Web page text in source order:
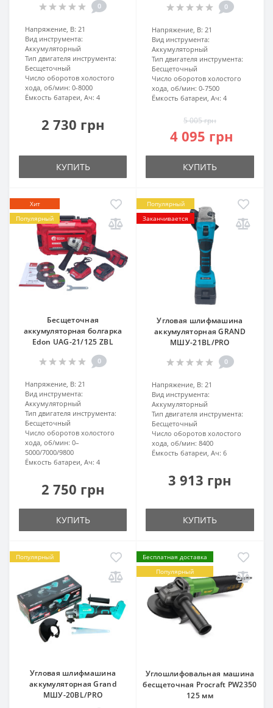
0
Напряжение, В: 21
Вид инструмента:
Аккумуляторный
Тип двигателя инструмента:
Бесщеточный
Число оборотов холостого
хода, об/мин: 0-8000
Ёмкость батареи, Ач: 4
2 730 грн
КУПИТЬ
0
Напряжение, В: 21
Вид инструмента:
Аккумуляторный
Тип двигателя инструмента:
Бесщеточный
Число оборотов холостого
хода, об/мин: 0-7500
Ёмкость батареи, Ач: 4
5 005 грн
4 095 грн
КУПИТЬ
Хит
Популярный
Бесщеточная
аккумуляторная болгарка
Edon UAG-21/125 ZBL
0
Напряжение, В: 21
Вид инструмента:
Аккумуляторный
Тип двигателя инструмента:
Бесщеточный
Число оборотов холостого
хода, об/мин: 0–
5000/7000/9800
Ёмкость батареи, Ач: 4
2 750 грн
КУПИТЬ
Популярный
Заканчивается
Угловая шлифмашина
аккумуляторная GRAND
МШУ-21BL/PRO
0
Напряжение, В: 21
Вид инструмента:
Аккумуляторный
Тип двигателя инструмента:
Бесщеточный
Число оборотов холостого
хода, об/мин: 8400
Ёмкость батареи, Ач: 6
3 913 грн
КУПИТЬ
Популярный
Угловая шлифмашина
аккумуляторная Grand
МШУ-20BL/PRO
Бесплатная доставка
Популярный
Углошлифовальная машина
бесщеточная Procraft PW2350
125 мм